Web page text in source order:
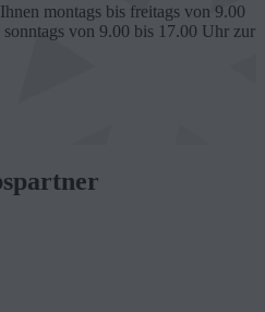
montags bis freitags von 9.00
von 9.00 bis 17.00 Uhr zur